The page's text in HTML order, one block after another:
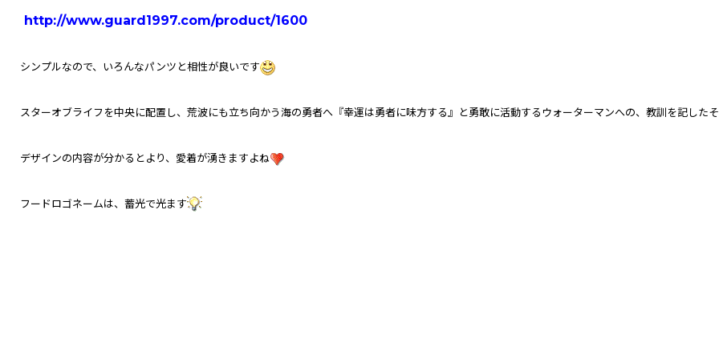
http://www.guard1997.com/product/1600
シンプルなので、いろんなパンツと相性が良いです
スターオブライフを中央に配置し、荒波にも立ち向かう海の勇者へ『幸運は勇者に味方する』と勇敢に活動するウォーターマンへの、教訓を記した
デザインの内容が分かるとより、愛着が湧きますよね
フードロゴネームは、蓄光で光ます